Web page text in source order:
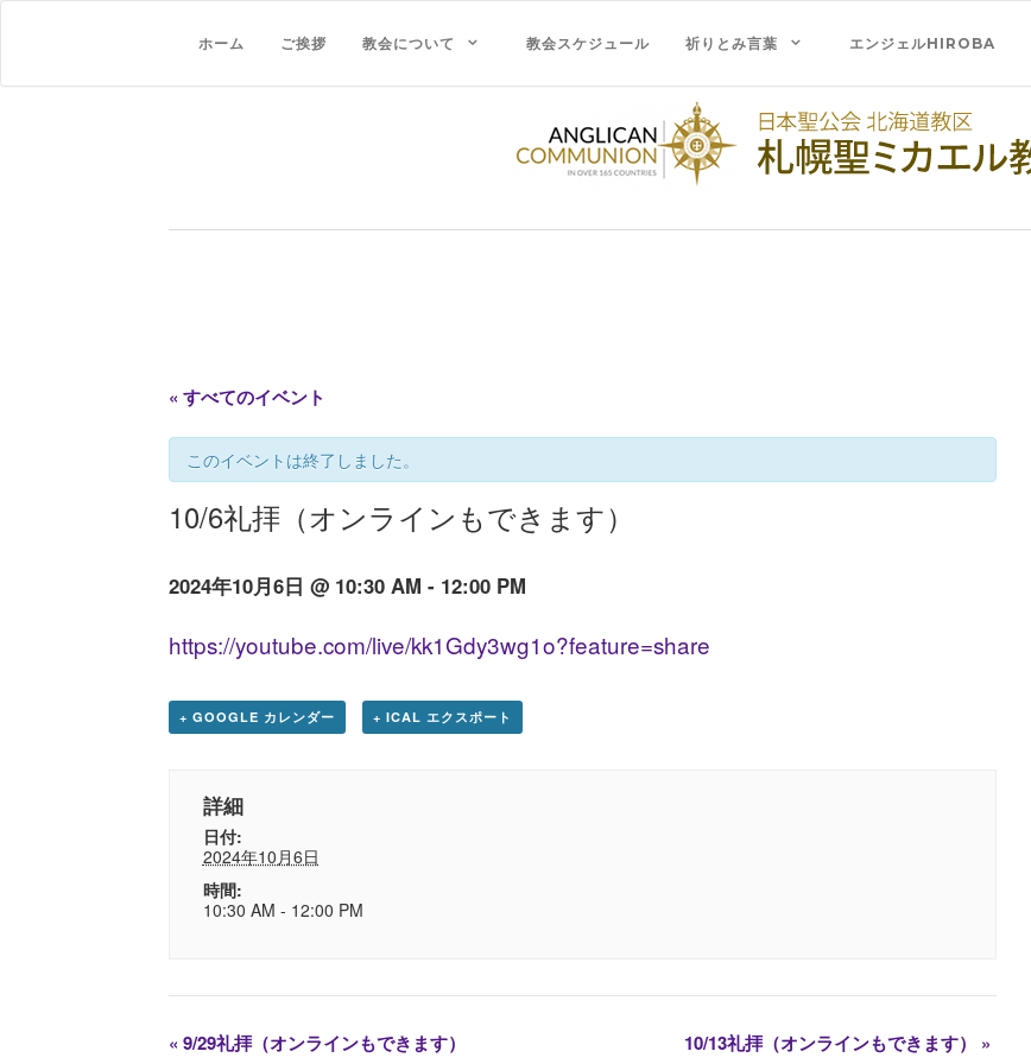
ホーム ご挨拶 教会について 教会スケジュール 祈りとみ言葉 エンジェルHIROBA
« すべてのイベント
このイベントは終了しました。
10/6礼拝（オンラインもできます）
2024年10月6日 @ 10:30 AM - 12:00 PM
https://youtube.com/live/kk1Gdy3wg1o?feature=share
+ GOOGLE カレンダー + ICAL エクスポート
詳細
日付:
2024年10月6日
時間:
10:30 AM - 12:00 PM
« 9/29礼拝（オンラインもできます） 10/13礼拝（オンラインもできます） »